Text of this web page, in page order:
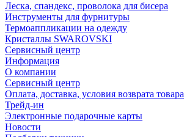
Леска, спандекс, проволока для бисера
Инструменты для фурнитуры
Термоаппликации на одежду
Кристаллы SWAROVSKI
Сервисный центр
Информация
О компании
Сервисный центр
Оплата, доставка, условия возврата товара
Трейд-ин
Электронные подарочные карты
Новости